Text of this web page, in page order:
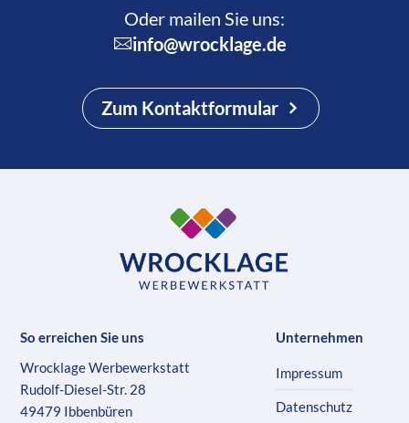
Oder mailen Sie uns:
info@wrocklage.de
Zum Kontaktformular
So erreichen Sie uns
Wrocklage Werbewerkstatt
Rudolf-Diesel-Str. 28
49479 Ibbenbüren
Unternehmen
Impressum
Datenschutz